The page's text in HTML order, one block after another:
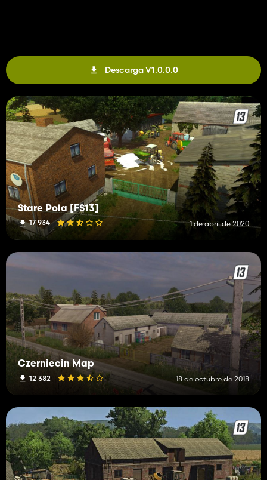
Descarga V1.0.0.0
Stare Pola [FS13]
17 934 1 de abril de 2020
Czerniecin Map
12 382 18 de octubre de 2018